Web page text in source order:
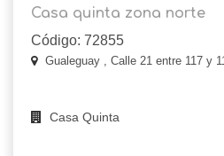
Casa quinta zona norte
Código: 72855
Gualeguay , Calle 21 entre 117 y
Casa Quinta